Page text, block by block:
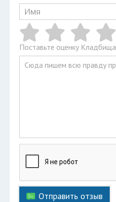
Поставьте оценку Кладбища
Отправить отзыв